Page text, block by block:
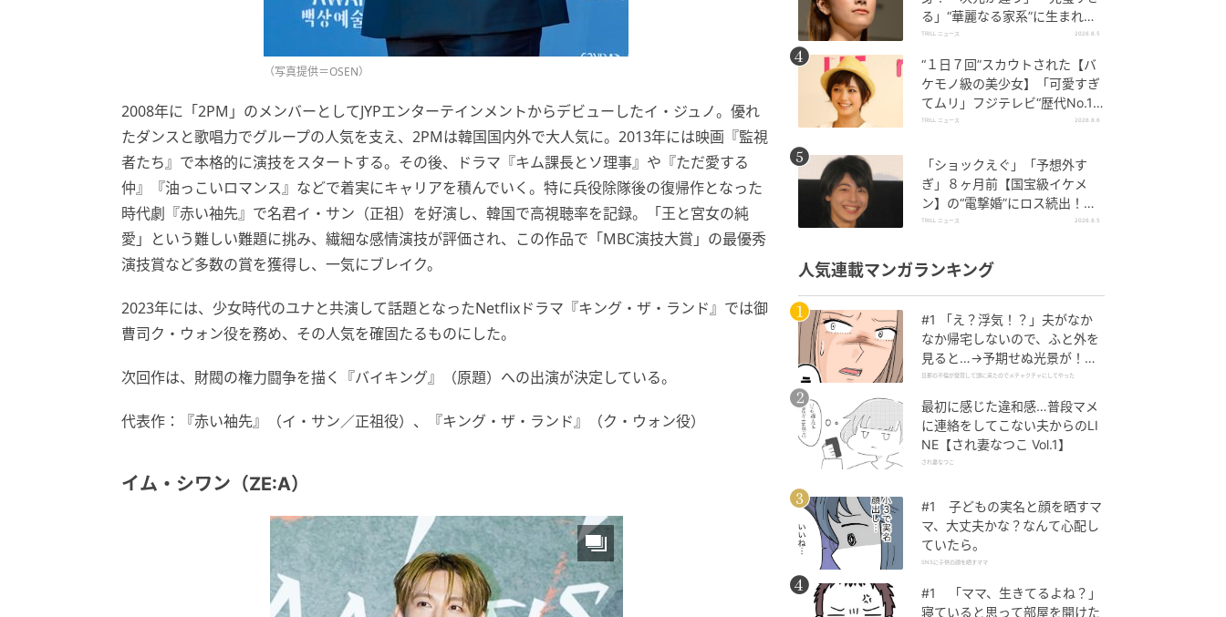
（写真提供＝OSEN）
2008年に「2PM」のメンバーとしてJYPエンターテインメントからデビューしたイ・ジュノ。優れ
たダンスと歌唱力でグループの人気を支え、2PMは韓国国内外で大人気に。2013年には映画『監視
者たち』で本格的に演技をスタートする。その後、ドラマ『キム課長とソ理事』や『ただ愛する
仲』『油っこいロマンス』などで着実にキャリアを積んでいく。特に兵役除隊後の復帰作となった
時代劇『赤い袖先』で名君イ・サン（正祖）を好演し、韓国で高視聴率を記録。「王と宮女の純
愛」という難しい難題に挑み、繊細な感情演技が評価され、この作品で「MBC演技大賞」の最優秀
演技賞など多数の賞を獲得し、一気にブレイク。
2023年には、少女時代のユナと共演して話題となったNetflixドラマ『キング・ザ・ランド』では御
曹司ク・ウォン役を務め、その人気を確固たるものにした。
次回作は、財閥の権力闘争を描く『バイキング』（原題）への出演が決定している。
代表作：『赤い袖先』（イ・サン／正祖役）、『キング・ザ・ランド』（ク・ウォン役）
イム・シワン（ZE:A）
る」“華麗なる家系”に生まれた
【規格外の逸材】
TRILL ニュース 2026.8.5
“１日７回”スカウトされた【バ
ケモノ級の美少女】「可愛すぎ
てムリ」フジテレビ“歴代No.1
作”で輝いた『美人女優』
TRILL ニュース 2026.8.6
「ショックえぐ」「予想外す
ぎ」８ヶ月前【国宝級イケメ
ン】の“電撃婚”にロス続出！興
収“９５億超え”シリーズで輝い
TRILL ニュース 2026.8.5
人気連載マンガランキング
#1 「え？浮気！？」夫がなか
なか帰宅しないので、ふと外を
見ると…→予期せぬ光景が！｜
旦那の不倫が発覚して頭に来た
旦那の不倫が発覚して頭に来たのでメチャクチャにしてやった
最初に感じた違和感…普段マメ
に連絡をしてこない夫からのLI
NE【され妻なつこ Vol.1】
され妻なつこ
#1 子どもの実名と顔を晒すマ
マ、大丈夫かな？なんて心配し
ていたら。
SNSに子供の顔を晒すママ
#1 「ママ、生きてるよね？」
寝ていると思って部屋を開けた